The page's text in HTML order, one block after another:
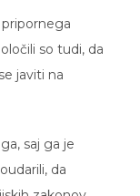
so tudi, da
javiti na
saj ga je
da